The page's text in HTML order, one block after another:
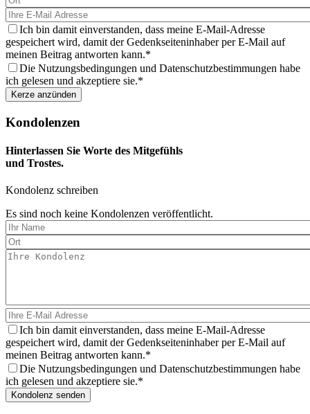
aus
Ich bin damit einverstanden, dass meine E-Mail-Adresse
gespeichert wird, damit der Gedenkseiteninhaber per E-Mail auf
meinen Beitrag antworten kann.
Die Nutzungsbedingungen und Datenschutzbestimmungen habe
ich gelesen und akzeptiere sie.
Kondolenzen
Hinterlassen Sie Worte des Mitgefühls
und Trostes.
Kondolenz schreiben
Es sind noch keine Kondolenzen veröffentlicht.
Ich bin damit einverstanden, dass meine E-Mail-Adresse
gespeichert wird, damit der Gedenkseiteninhaber per E-Mail auf
meinen Beitrag antworten kann.
Die Nutzungsbedingungen und Datenschutzbestimmungen habe
ich gelesen und akzeptiere sie.